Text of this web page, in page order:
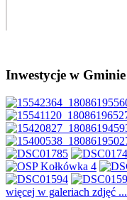
Inwestycje w Gminie
więcej w galeriach zdjęć ...